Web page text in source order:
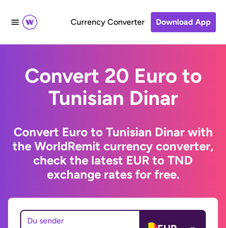
Currency Converter Download App
Convert 20 Euro to
Tunisian Dinar
Convert Euro to Tunisian Dinar with
the WorldRemit currency converter,
check the latest EUR to TND
exchange rates for free.
Du sender